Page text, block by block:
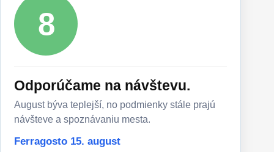
8
Odporúčame na návštevu.
August býva teplejší, no podmienky stále prajú
návšteve a spoznávaniu mesta.
Ferragosto 15. august